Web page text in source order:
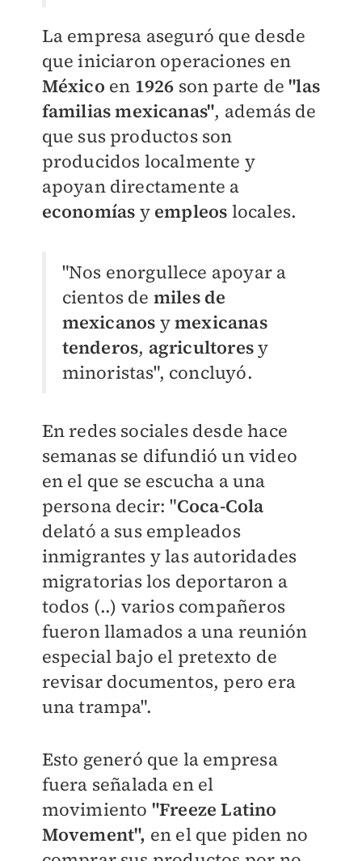
La empresa aseguró que desde
que iniciaron operaciones en
México en 1926 son parte de"las
familias mexicanas", además de
que sus productos son
producidos localmente y
apoyan directamente a
economías y empleos locales.
"Nos enorgullece apoyar a
cientos de miles de
mexicanos ymexicanas
tenderos, agricultoresy
minoristas", concluyó.
En redes sociales desde hace
semanas se difundió un video
en el que se escucha a una
persona decir: "Coca-Cola
delató a sus empleados
inmigrantes y las autoridades
migratorias los deportaron a
todos (..) varios compañeros
fueron llamados a una reunión
especial bajo el pretexto de
revisar documentos, pero era
una trampa".
Esto generó que la empresa
fuera señalada en el
movimiento "Freeze Latino
Movement", en el que piden no